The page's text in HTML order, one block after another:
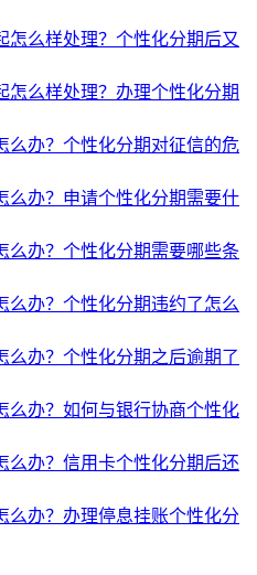
怎么样处理？个性化分期后又
怎么样处理？办理个性化分期
么办？个性化分期对征信的危
么办？申请个性化分期需要什
么办？个性化分期需要哪些条
么办？个性化分期违约了怎么
么办？个性化分期之后逾期了
么办？如何与银行协商个性化
么办？信用卡个性化分期后还
么办？办理停息挂账个性化分